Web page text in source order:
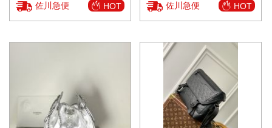
佐川急便 HOT 佐川急便 HOT